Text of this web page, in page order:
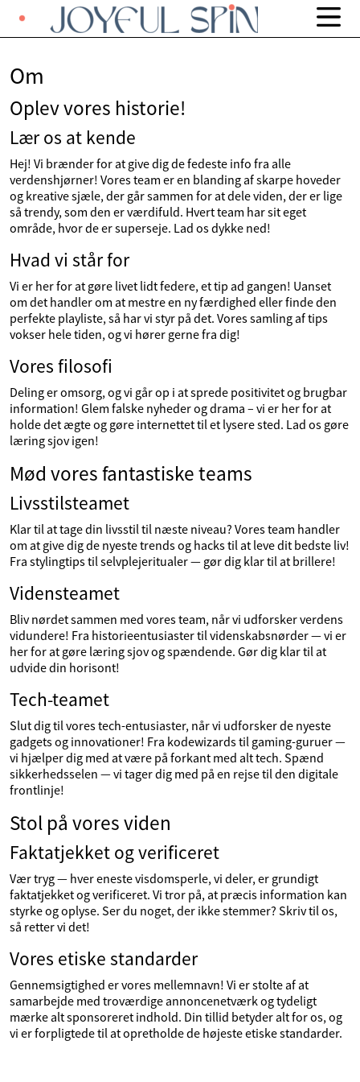
Om
Oplev vores historie!
Lær os at kende
Hej! Vi brænder for at give dig de fedeste info fra alle
verdenshjørner! Vores team er en blanding af skarpe hoveder
og kreative sjæle, der går sammen for at dele viden, der er lige
så trendy, som den er værdifuld. Hvert team har sit eget
område, hvor de er superseje. Lad os dykke ned!
Hvad vi står for
Vi er her for at gøre livet lidt federe, et tip ad gangen! Uanset
om det handler om at mestre en ny færdighed eller finde den
perfekte playliste, så har vi styr på det. Vores samling af tips
vokser hele tiden, og vi hører gerne fra dig!
Vores filosofi
Deling er omsorg, og vi går op i at sprede positivitet og brugbar
information! Glem falske nyheder og drama – vi er her for at
holde det ægte og gøre internettet til et lysere sted. Lad os gøre
læring sjov igen!
Mød vores fantastiske teams
Livsstilsteamet
Klar til at tage din livsstil til næste niveau? Vores team handler
om at give dig de nyeste trends og hacks til at leve dit bedste liv!
Fra stylingtips til selvplejeritualer — gør dig klar til at brillere!
Vidensteamet
Bliv nørdet sammen med vores team, når vi udforsker verdens
vidundere! Fra historieentusiaster til videnskabsnørder — vi er
her for at gøre læring sjov og spændende. Gør dig klar til at
udvide din horisont!
Tech-teamet
Slut dig til vores tech-entusiaster, når vi udforsker de nyeste
gadgets og innovationer! Fra kodewizards til gaming-guruer —
vi hjælper dig med at være på forkant med alt tech. Spænd
sikkerhedsselen — vi tager dig med på en rejse til den digitale
frontlinje!
Stol på vores viden
Faktatjekket og verificeret
Vær tryg — hver eneste visdomsperle, vi deler, er grundigt
faktatjekket og verificeret. Vi tror på, at præcis information kan
styrke og oplyse. Ser du noget, der ikke stemmer? Skriv til os,
så retter vi det!
Vores etiske standarder
Gennemsigtighed er vores mellemnavn! Vi er stolte af at
samarbejde med troværdige annoncenetværk og tydeligt
mærke alt sponsoreret indhold. Din tillid betyder alt for os, og
vi er forpligtede til at opretholde de højeste etiske standarder.